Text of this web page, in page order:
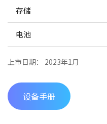
存储
电池
上市日期： 2023年1月
设备手册